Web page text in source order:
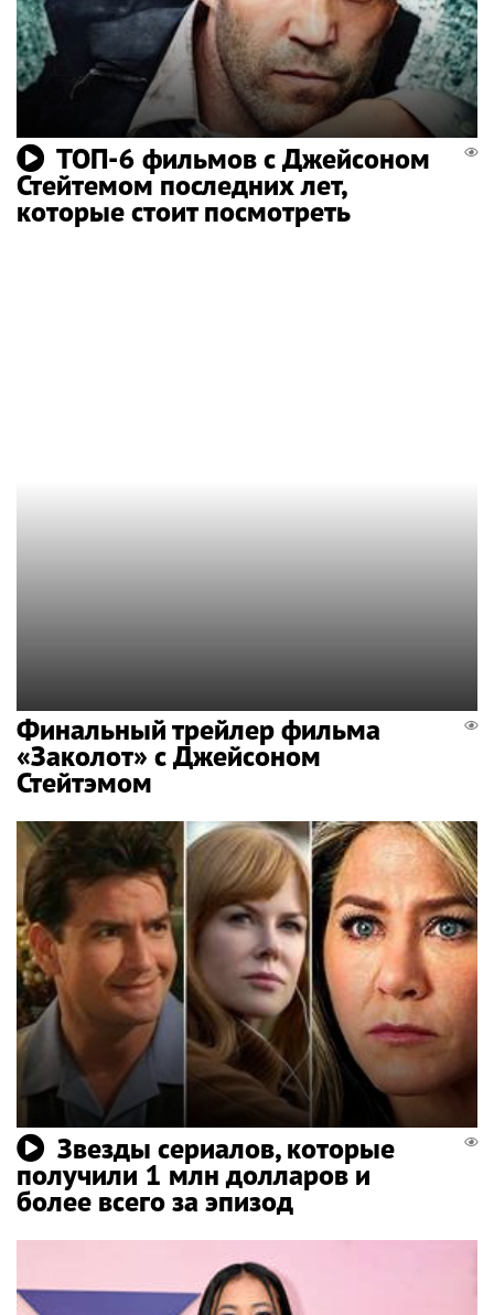
ТОП-6 фильмов с Джейсоном
Стейтемом последних лет,
которые стоит посмотреть
Финальный трейлер фильма
«Заколот» с Джейсоном
Стейтэмом
Звезды сериалов, которые
получили 1 млн долларов и
более всего за эпизод